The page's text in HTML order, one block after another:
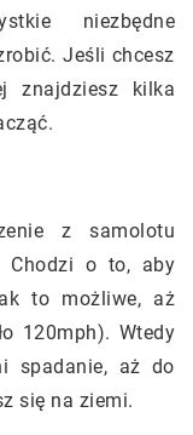
niezbędne
Jeśli chcesz
znajdziesz kilka
z samolotu
Chodzi o to, aby
to możliwe, aż
120mph). Wtedy
spadanie, aż do
się na ziemi.